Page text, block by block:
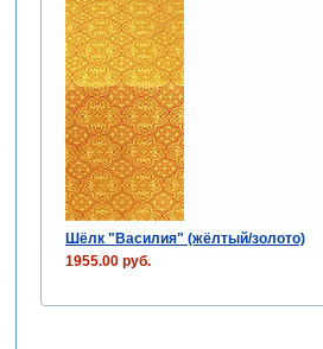
Шёлк "Василия" (жёлтый/золото)
1955.00 руб.